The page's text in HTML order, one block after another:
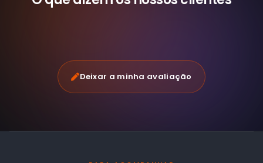
Deixar a minha avaliação